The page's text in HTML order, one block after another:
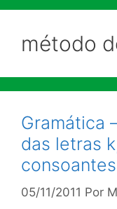
método
Gramática
das letras
05/11/2011 Por